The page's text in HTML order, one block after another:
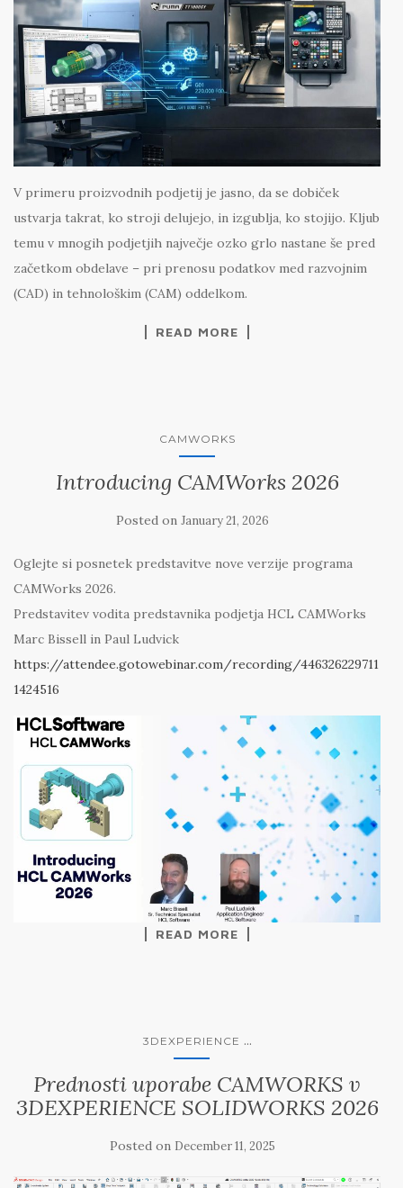
V primeru proizvodnih podjetij je jasno, da se dobiček
ustvarja takrat, ko stroji delujejo, in izgublja, ko stojijo. Kljub
temu v mnogih podjetjih največje ozko grlo nastane še pred
začetkom obdelave – pri prenosu podatkov med razvojnim
(CAD) in tehnološkim (CAM) oddelkom.
READ MORE
CAMWORKS
Introducing CAMWorks 2026
Posted on January 21, 2026
Oglejte si posnetek predstavitve nove verzije programa
CAMWorks 2026.
Predstavitev vodita predstavnika podjetja HCL CAMWorks
Marc Bissell in Paul Ludvick
https://attendee.gotowebinar.com/recording/446326229711
1424516
READ MORE
3DEXPERIENCE ...
Prednosti uporabe CAMWORKS v
3DEXPERIENCE SOLIDWORKS 2026
Posted on December 11, 2025